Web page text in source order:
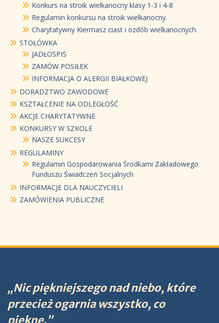
Konkurs na stroik wielkanocny klasy 1-3 i 4-8
Regulamin konkursu na stroik wielkanocny.
Charytatywny Kiermasz ciast i ozdób wielkanocnych.
STOŁÓWKA
JADŁOSPIS
ZAMÓW POSIŁEK
INFORMACJA O ALERGII BIAŁKOWEJ
DORADZTWO ZAWODOWE
KSZTAŁCENIE NA ODLEGŁOŚĆ
AKCJE CHARYTATYWNE
KONKURSY W SZKOLE
NASZE SUKCESY
REGULAMINY
Regulamin Gospodarowania Środkami Zakładowego
Funduszu Świadczeń Socjalnych
INFORMACJE DLA NAUCZYCIELI
ZAMÓWIENIA PUBLICZNE
„Nic piękniejszego nad niebo, które
przecież ogarnia wszystko, co
piękne.”